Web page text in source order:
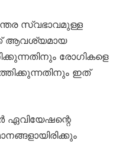
സ്വഭാവമുള്ള
ആവശ്യമായ
രോഗികളെ
ഇത്